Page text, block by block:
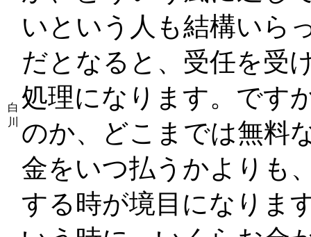
白
川
いという人も結構いら
だとなると、受任を受
処理になります。です
のか、どこまでは無料
金をいつ払うかよりも
する時が境目になりま